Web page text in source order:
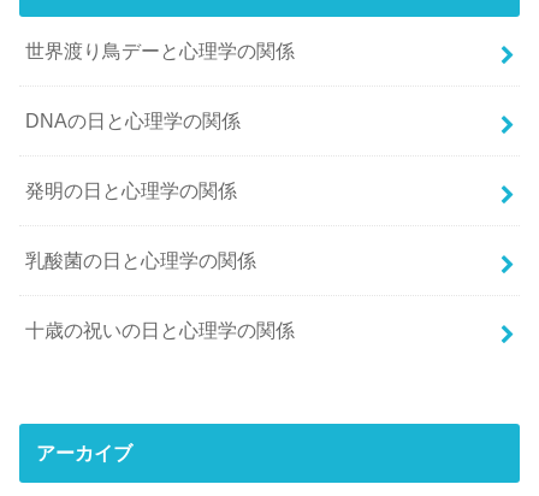
世界渡り鳥デーと心理学の関係
DNAの日と心理学の関係
発明の日と心理学の関係
乳酸菌の日と心理学の関係
十歳の祝いの日と心理学の関係
アーカイブ